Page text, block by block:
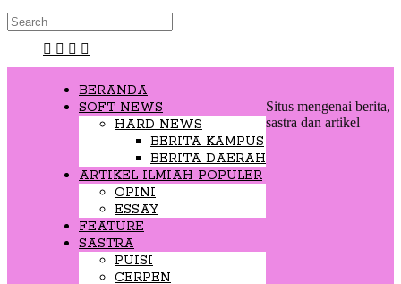
BERANDA
SOFT NEWS
HARD NEWS
BERITA KAMPUS
BERITA DAERAH
ARTIKEL ILMIAH POPULER
OPINI
ESSAY
FEATURE
SASTRA
PUISI
CERPEN
Situs mengenai berita,
sastra dan artikel